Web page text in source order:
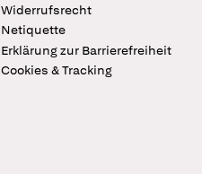
Widerrufsrecht
Netiquette
Erklärung zur Barrierefreiheit
Cookies & Tracking